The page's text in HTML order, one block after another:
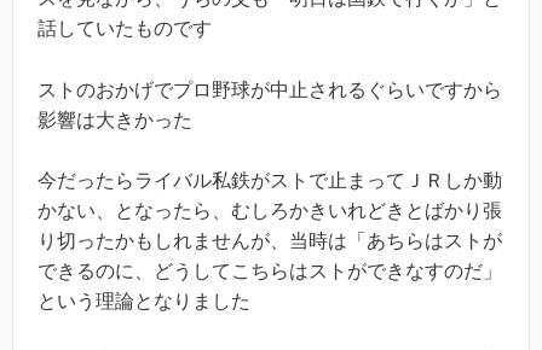
話していたものです
ストのおかげでプロ野球が中止されるぐらいですから
影響は大きかった
今だったらライバル私鉄がストで止まってＪＲしか動
かない、となったら、むしろかきいれどきとばかり張
り切ったかもしれませんが、当時は「あちらはストが
できるのに、どうしてこちらはストができなすのだ」
という理論となりました